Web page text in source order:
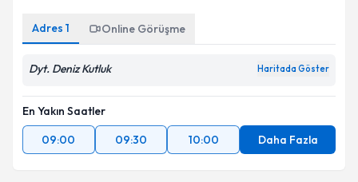
Adres 1 Online Görüşme
Dyt. Deniz Kutluk Haritada Göster
En Yakın Saatler
09:00
09:30 10:00 Daha Fazla